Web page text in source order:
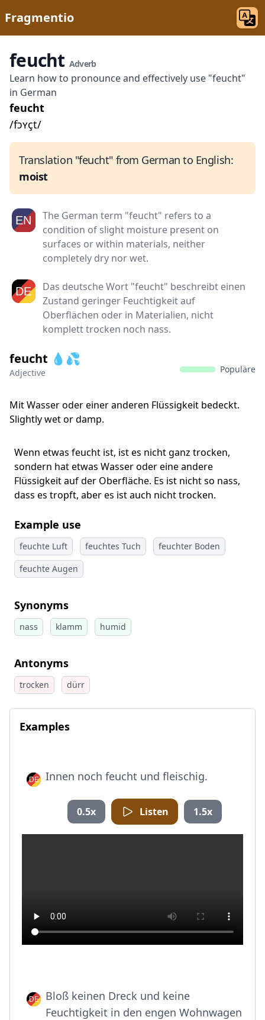
Fragmentio
feucht Adverb
Learn how to pronounce and effectively use "feucht"
in German
feucht
/fɔʏçt/
Translation "feucht" from German to English:
moist
The German term "feucht" refers to a
condition of slight moisture present on
surfaces or within materials, neither
completely dry nor wet.
Das deutsche Wort "feucht" beschreibt einen
Zustand geringer Feuchtigkeit auf
Oberflächen oder in Materialien, nicht
komplett trocken noch nass.
feucht 💧💦
Adjective Populäre
Mit Wasser oder einer anderen Flüssigkeit bedeckt.
Slightly wet or damp.
Wenn etwas feucht ist, ist es nicht ganz trocken,
sondern hat etwas Wasser oder eine andere
Flüssigkeit auf der Oberfläche. Es ist nicht so nass,
dass es tropft, aber es ist auch nicht trocken.
Example use
feuchte Luft feuchtes Tuch
feuchter Boden
feuchte Augen
Synonyms
nass klamm humid
Antonyms
trocken dürr
Examples
Innen noch feucht und fleischig.
0.5x Listen 1.5x
Bloß keinen Dreck und keine
Feuchtigkeit in den engen Wohnwagen